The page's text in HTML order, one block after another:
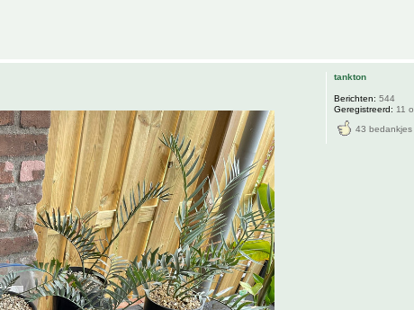
tankton
Berichten: 544
Geregistreerd: 11
43 bedankjes